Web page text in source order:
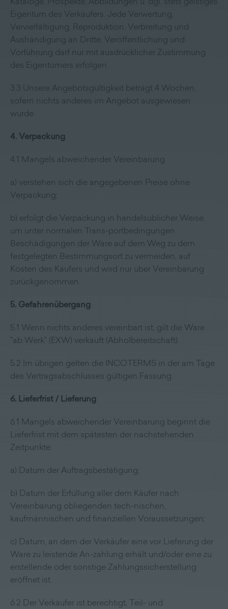
Kataloge, Prospekte, Abbildungen u. dgl. stets geistiges
Eigentum des Verkäufers. Jede Verwertung,
Vervielfältigung, Reproduktion, Verbreitung und
Aushändigung an Dritte, Veröffentlichung und
Vorführung darf nur mit ausdrücklicher Zustimmung
des Eigentümers erfolgen.
3.3 Unsere Angebotsgültigkeit beträgt 4 Wochen,
sofern nichts anderes im Angebot ausgewiesen
wurde.
4. Verpackung
4.1 Mangels abweichender Vereinbarung
a) verstehen sich die angegebenen Preise ohne
Verpackung;
b) erfolgt die Verpackung in handelsüblicher Weise,
um unter normalen Trans-portbedingungen
Beschädigungen der Ware auf dem Weg zu dem
festgelegten Bestimmungsort zu vermeiden, auf
Kosten des Käufers und wird nur über Vereinbarung
zurückgenommen.
5. Gefahrenübergang
5.1 Wenn nichts anderes vereinbart ist, gilt die Ware
"ab Werk" (EXW) verkauft (Abholbereitschaft).
5.2 Im übrigen gelten die INCOTERMS in der am Tage
des Vertragsabschlusses gültigen Fassung.
6. Lieferfrist / Lieferung
6.1 Mangels abweichender Vereinbarung beginnt die
Lieferfrist mit dem spätesten der nachstehenden
Zeitpunkte:
a) Datum der Auftragsbestätigung;
b) Datum der Erfüllung aller dem Käufer nach
Vereinbarung obliegenden tech-nischen,
kaufmännischen und finanziellen Voraussetzungen;
c) Datum, an dem der Verkäufer eine vor Lieferung der
Ware zu leistende An-zahlung erhält und/oder eine zu
erstellende oder sonstige Zahlungssicherstellung
eröffnet ist.
6.2 Der Verkäufer ist berechtigt, Teil- und